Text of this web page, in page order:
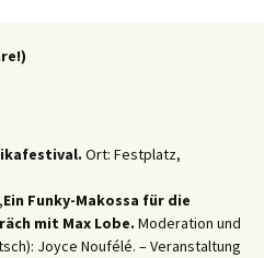
Ort: Festplatz,
„Ein Funky-Makossa für die
mit Max Lobe. Moderation und
Joyce Noufélé. – Veranstaltung